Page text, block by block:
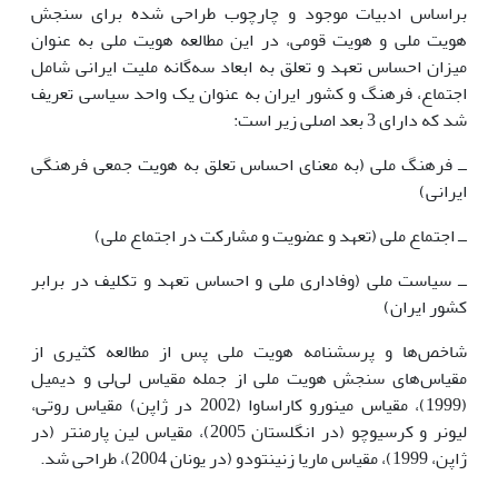
براساس ادبیات موجود و چارچوب طراحی شده برای سنجش
هویت ملی و هویت قومی، در این مطالعه هویت ملی به عنوان
میزان احساس تعهد و تعلق به ابعاد سه‌گانه ملیت ایرانی شامل
اجتماع، فرهنگ و کشور ایران به عنوان یک واحد سیاسی تعریف
شد که دارای 3 بعد اصلی زیر است:
ــ فرهنگ ملی (به معنای احساس تعلق به هویت جمعی فرهنگی
ایرانی)
ــ اجتماع ملی (تعهد و عضویت و مشارکت در اجتماع ملی)
ــ سیاست ملی (وفاداری ملی و احساس تعهد و تکلیف در برابر
کشور ایران)
شاخص‌ها و پرسشنامه هویت ملی پس از مطالعه کثیری از
مقیاس‌های سنجش هویت ملی از جمله مقیاس لی‌لی و دیمیل
(1999)، مقیاس مینورو کاراساوا (2002 در ژاپن) مقیاس روتی،
لیونر و کرسیوچو (در انگلستان 2005)، مقیاس لین پارمنتر (در
ژاپن، 1999)، مقیاس ماریا زنینتودو (در یونان 2004)، طراحی شد.